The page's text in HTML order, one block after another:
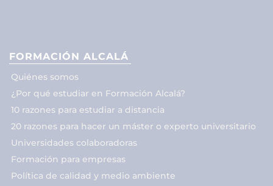
FORMACIÓN ALCALÁ
Quiénes somos
¿Por qué estudiar en Formación Alcalá?
10 razones para estudiar a distancia
20 razones para hacer un máster o experto universitario
Universidades colaboradoras
Formación para empresas
Política de calidad y medio ambiente